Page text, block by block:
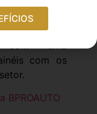
conteúdo
das
com uma
com os
BPROAUTO